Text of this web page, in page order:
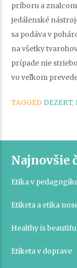
príboru a
jedálenské
sa podáva v
na všetky
prípade nie
vo veľkom
TAGGED DEZERT,
Najnovšie
Etika v
Etiketa a etika
Healthy is
Etiketa v doprave